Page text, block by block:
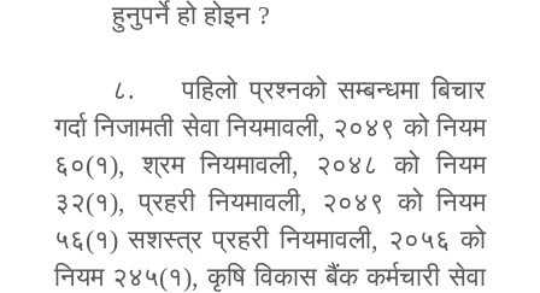
हुनुपर्ने हो होइन ?
८. पहिलो प्रश्नको सम्बन्धमा बिचार
गर्दा निजामती सेवा नियमावली, २०४९ को नियम
६०(१),श्रम नियमावली, २०४८ को नियम
३२(१),प्रहरी नियमावली, २०४९ को नियम
५६(१) सशस्त्र प्रहरी नियमावली, २०५६ को
नियम २४५(१),कृषि विकास बैंक कर्मचारी सेवा